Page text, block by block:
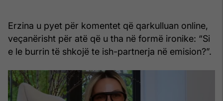
Erzina u pyet për komentet që qarkulluan online,
veçanërisht për atë që u tha në formë ironike: “Si
e le burrin të shkojë te ish-partnerja në emision?”.